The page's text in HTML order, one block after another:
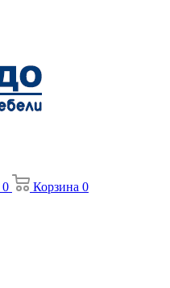
0 Корзина 0